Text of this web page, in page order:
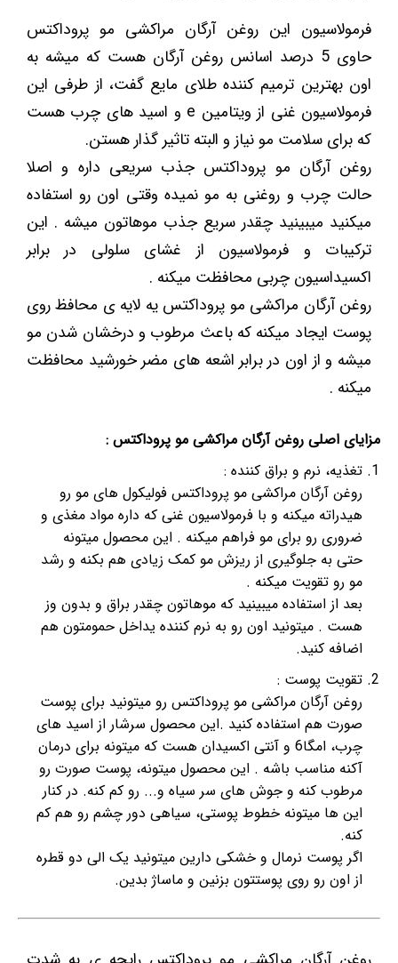
فرمولاسیون این روغن آرگان مراکشی مو پروداکتس
حاوی 5 درصد اسانس روغن آرگان هست که میشه به
اون بهترین ترمیم کننده طلای مایع گفت، از طرفی این
فرمولاسیون غنی از ویتامین e و اسید های چرب هست
که برای سلامت مو نیاز و البته تاثیر گذار هستن.
روغن آرگان مو پروداکتس جذب سریعی داره و اصلا
حالت چرب و روغنی به مو نمیده وقتی اون رو استفاده
میکنید میبینید چقدر سریع جذب موهاتون میشه . این
ترکیبات و فرمولاسیون از غشای سلولی در برابر
اکسیداسیون چربی محافظت میکنه .
روغن آرگان مراکشی مو پروداکتس یه لایه ی محافظ روی
پوست ایجاد میکنه که باعث مرطوب و درخشان شدن مو
میشه و از اون در برابر اشعه های مضر خورشید محافظت
میکنه .
مزایای اصلی روغن آرگان مراکشی مو پروداکتس :
تغذیه، نرم و براق کننده :
روغن آرگان مراکشی مو پروداکتس فولیکول های مو رو
هیدراته میکنه و با فرمولاسیون غنی که داره مواد مغذی و
ضروری رو برای مو فراهم میکنه . این محصول میتونه
حتی به جلوگیری از ریزش مو کمک زیادی هم بکنه و رشد
مو رو تقویت میکنه .
بعد از استفاده میبینید که موهاتون چقدر براق و بدون وز
هست . میتونید اون رو به نرم کننده یداخل حمومتون هم
اضافه کنید.
تقویت پوست :
روغن آرگان مراکشی مو پروداکتس رو میتونید برای پوست
صورت هم استفاده کنید .این محصول سرشار از اسید های
چرب، امگا6 و آنتی اکسیدان هست که میتونه برای درمان
آکنه مناسب باشه . این محصول میتونه، پوست صورت رو
مرطوب کنه و جوش های سر سیاه و... رو کم کنه. در کنار
این ها میتونه خطوط پوستی، سیاهی دور چشم رو هم کم
کنه.
اگر پوست نرمال و خشکی دارین میتونید یک الی دو قطره
از اون رو روی پوستتون بزنین و ماساژ بدین.